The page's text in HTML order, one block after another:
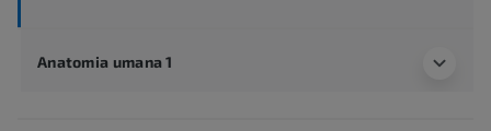
Anatomia umana 1